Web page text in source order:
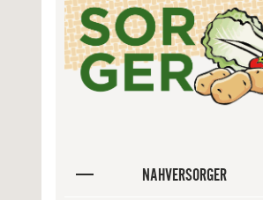
NAHVERSORGER